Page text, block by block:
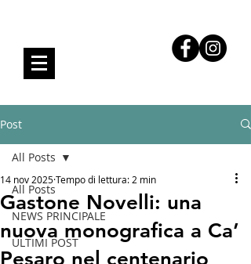
Post
All Posts
NEWS PRINCIPALE
ULTIMI POST
All Posts
Gastone Novelli: una
nuova monografica a Ca’
Pesaro nel centenario
14 nov 2025Tempo di lettura: 2 min